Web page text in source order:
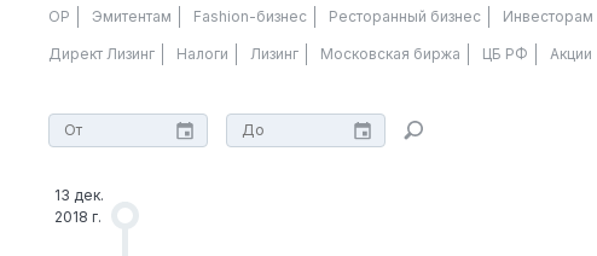
ОР Эмитентам Fashion-бизнес Ресторанный бизнес Инвесторам
Директ Лизинг Налоги Лизинг Московская биржа ЦБ РФ Акции
13 дек.
2018 г.